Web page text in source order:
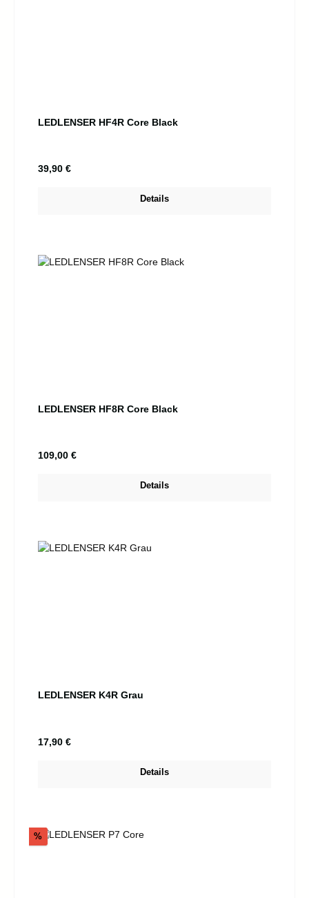
LEDLENSER HF4R Core Black
Regulärer Preis:
39,90 €
Details
LEDLENSER HF8R Core Black
Regulärer Preis:
109,00 €
Details
LEDLENSER K4R Grau
Regulärer Preis:
17,90 €
Details
%Rabatt